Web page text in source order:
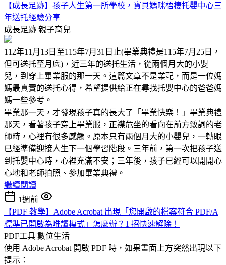
【成長足跡】孩子人生第一所學校，寶貝媽咪梧棲托嬰中心三
年送托經驗分享
成長足跡 親子育兒
112年11月13日至115年7月31日止(畢業典禮是115年7月25日，
但可送托至月底)，近三年的送托生活，從兩個月大的小嬰
兒，到穿上畢業服的那一天。這篇文章不是業配，而是一位媽
媽最真實的送托心得，希望提供給正在尋找托嬰中心的爸爸媽
媽一些參考。
畢業那一天，才發現孩子真的長大了「畢業快樂！」畢業典禮
那天，看著孩子穿上畢業服，正襟危坐的看向在前方致詞的老
師時，心裡有很多感觸。原本只有兩個月大的小嬰兒，一轉眼
已經準備迎接人生下一個學習階段。三年前，第一次把孩子送
到托嬰中心時，心裡充滿不安；三年後，孩子已經可以開開心
心地和老師拍照、參加畢業典禮。
繼續閱讀
1週前
【PDF 教學】Adobe Acrobat 出現「您開啟的檔案符合 PDF/A
標準已開啟為唯讀模式」怎麼辦？1 招快速解除！
PDF工具 數位生活
使用 Adobe Acrobat 開啟 PDF 時，如果畫面上方突然出現以下
提示：